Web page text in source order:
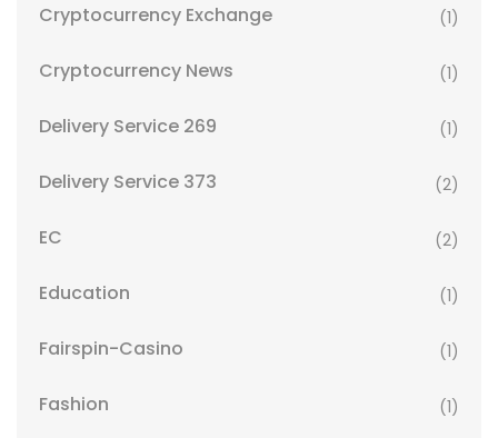
Cryptocurrency Exchange (1)
Cryptocurrency News (1)
Delivery Service 269 (1)
Delivery Service 373 (2)
EC (2)
Education (1)
Fairspin-Casino (1)
Fashion (1)